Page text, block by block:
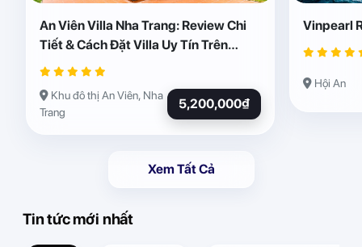
An Viên Villa Nha Trang: Review Chi
Tiết & Cách Đặt Villa Uy Tín Trên
Abogo
Khu đô thị An Viên, Nha
Trang
5,200,000₫
Vinpearl
Hội An
Xem Tất Cả
Tin tức mới nhất